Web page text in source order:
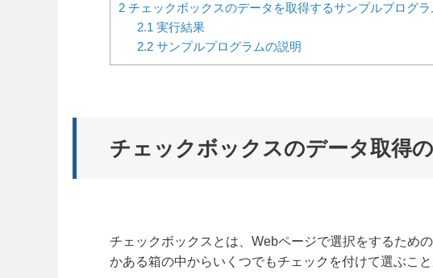
2 チェックボックスのデータを取得するサンプルプログラ
2.1 実行結果
2.2サンプルプログラムの説明
チェックボックスのデータ取得
チェックボックスとは、Webページで選択をするため
かある箱の中からいくつでもチェックを付けて選ぶこと